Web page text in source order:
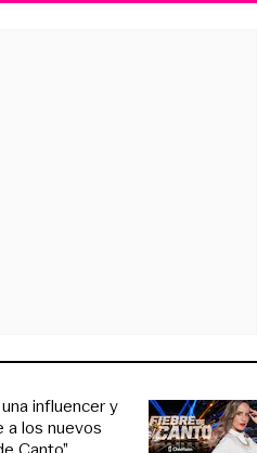
influencer y
a los nuevos